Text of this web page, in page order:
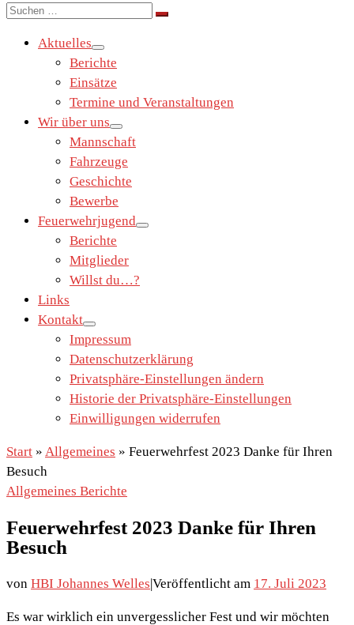
Suche
Suchen …
Aktuelles
Berichte
Einsätze
Termine und Veranstaltungen
Wir über uns
Mannschaft
Fahrzeuge
Geschichte
Bewerbe
Feuerwehrjugend
Berichte
Mitglieder
Willst du…?
Links
Kontakt
Impressum
Datenschutzerklärung
Privatsphäre-Einstellungen ändern
Historie der Privatsphäre-Einstellungen
Einwilligungen widerrufen
Start » Allgemeines » Feuerwehrfest 2023 Danke für Ihren
Besuch
Allgemeines Berichte
Feuerwehrfest 2023 Danke für Ihren
Besuch
von HBI Johannes Welles|Veröffentlicht am 17. Juli 2023
Es war wirklich ein unvergesslicher Fest und wir möchten